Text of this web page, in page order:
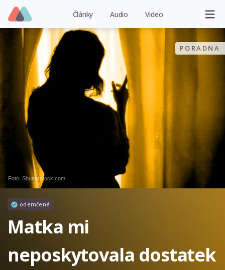
Články Audio Video
PORADNA
Foto: Shutterstock.com
odemčené
Matka mi
neposkytovala dostatek